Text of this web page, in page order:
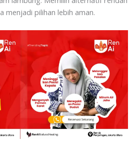
menjadi pilihan lebih aman.